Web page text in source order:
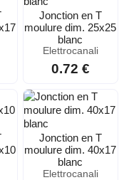
Jonction en T
moulure dim. 25x25
blanc
Elettrocanali
0.72 €
Jonction en T
moulure dim. 40x17
blanc
Elettrocanali